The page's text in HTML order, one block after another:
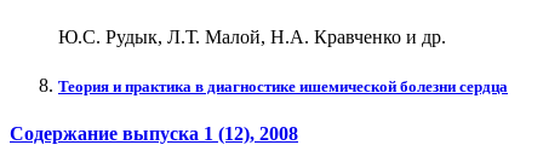
Ю.С. Рудык, Л.Т. Малой, Н.А. Кравченко и др.
Теория и практика в диагностике ишемической болезни сердца
Содержание выпуска 1 (12), 2008